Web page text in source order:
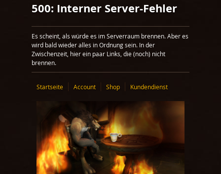
500: Interner Server-Fehler
Es scheint, als würde es im Serverraum brennen. Aber es
wird bald wieder alles in Ordnung sein. In der
Zwischenzeit, hier ein paar Links, die (noch) nicht
brennen.
Startseite Account Shop Kundendienst